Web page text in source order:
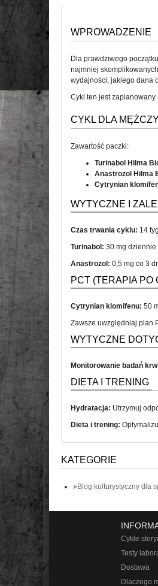
WPROWADZENIE
Dla prawdziwego
najmniej
wydajności, jakiego dana
Cykl ten jest
CYKL DLA
Zawartość paczki:
Turinabol Hilma
Anastrozol Hilma
Cytrynian
WYTYCZNE I
Czas trwania cyklu: 14
Turinabol: 30 mg dziennie
Anastrozol: 0,5 mg co 3
PCT (TERAPIA PO
Cytrynian klomifenu: 50
Zawsze uwzględniaj plan
WYTYCZNE
Monitorowanie badań
DIETA I TRENING
Hydratacja: Utrzymuj
Dieta i trening:
KATEGORIE
Blog kulturystyczny dla
Cykle
Testy
Dostawa
Dlaczego